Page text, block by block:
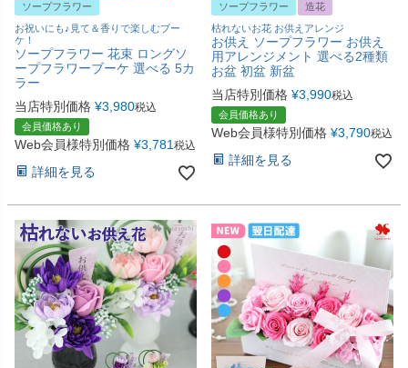
ソープフラワー
お祝いにも♪見て＆香りで楽しむブー
ケ！
ソープフラワー 花束 ロングソ
ープフラワーブーケ 選べる 5カ
ラー
当店特別価格 ¥3,980税込
会員価格あり
Web会員様特別価格 ¥3,781 税込
詳細を見る
ソープフラワー
造花
枯れないお花 お供えアレンジ
お供え ソープフラワー お供え
用アレンジメント 選べる2種類
お盆 初盆 新盆
当店特別価格 ¥3,990税込
会員価格あり
Web会員様特別価格 ¥3,790税込
詳細を見る